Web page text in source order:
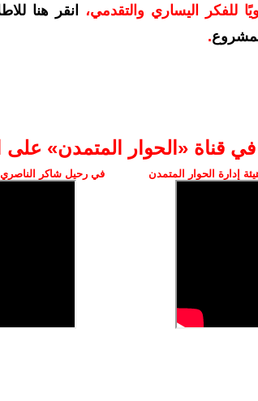
للفكر اليساري والتقدمي،
انقر هنا
.
قناة ‫«الحوار المتمدن» على
إدارة الحوار المتمدن في رحيل شاكر